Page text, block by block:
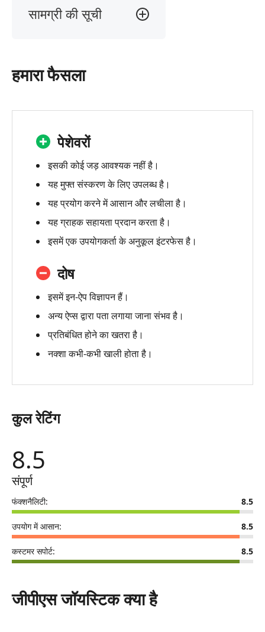
सामग्री की सूची
जीपीएस
जॉयस्टिक
है
जॉयस्टिक
जीपीएस
जॉयस्टिक
अक्सर
पूछे
जाने
वाले
प्रश्न
वैकल्पिक
Aiseesoft
AnyCoord
हमारा फैसला
पेशेवरों
इसकी कोई जड़ आवश्यक नहीं है।
यह मुफ्त संस्करण के लिए उपलब्ध है।
यह प्रयोग करने में आसान और लचीला है।
यह ग्राहक सहायता प्रदान करता है।
इसमें एक उपयोगकर्ता के अनुकूल इंटरफेस है।
दोष
इसमें इन-ऐप विज्ञापन हैं।
अन्य ऐप्स द्वारा पता लगाया जाना संभव है।
प्रतिबंधित होने का खतरा है।
नक्शा कभी-कभी खाली होता है।
कुल रेटिंग
8.5
संपूर्ण
फंक्शनैलिटी: 8.5
उपयोग में आसान: 8.5
कस्टमर सपोर्ट: 8.5
जीपीएस जॉयस्टिक क्या है